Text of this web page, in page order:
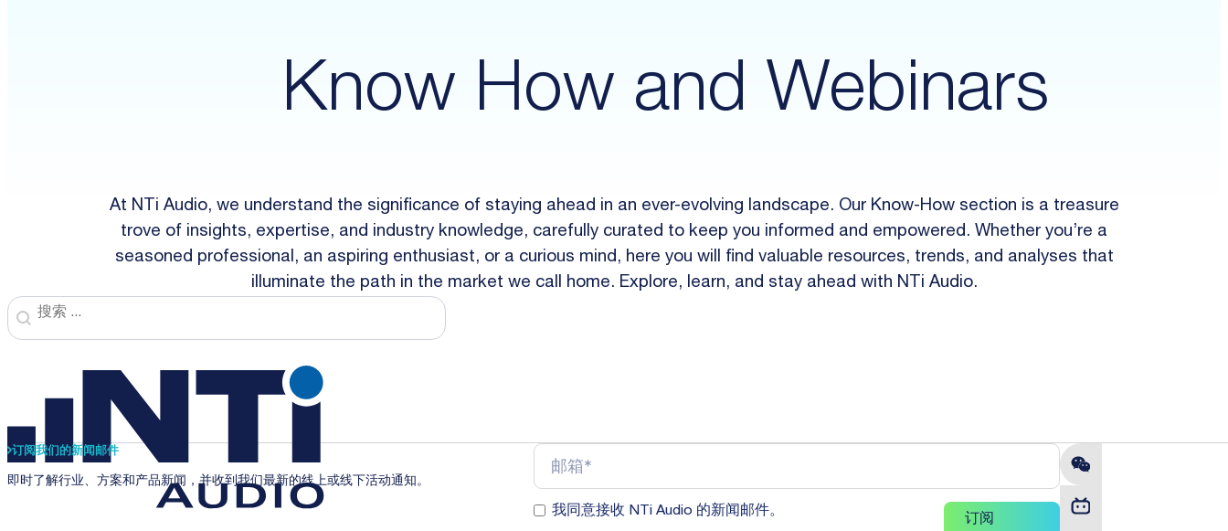
Know How and Webinars
At NTi Audio, we understand the significance of staying ahead in an ever-evolving landscape. Our Know-How section is a treasure
trove of insights, expertise, and industry knowledge, carefully curated to keep you informed and empowered. Whether you’re a
seasoned professional, an aspiring enthusiast, or a curious mind, here you will find valuable resources, trends, and analyses that
illuminate the path in the market we call home. Explore, learn, and stay ahead with NTi Audio.
Search
Search content
订阅我们的新闻邮件
即时了解行业、方案和产品新闻，并收到我们最新的线上或线下活动通知。
我同意接收 NTi Audio 的新闻邮件。
订阅